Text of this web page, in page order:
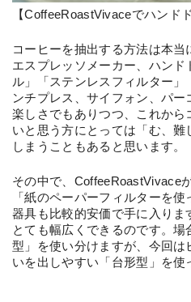
【CoffeeRoastVivaceでハンド
コーヒーを抽出する方法は本
エスプレッソメーカー、ハンド
ル」「ステンレスフィルター
ンチプレス、サイフォン、パ
楽しさでもありつつ、これから
いと思う方にとっては「む、
しまうこともあると思います。
その中で、CoffeeRoastVivace
「紙のペーパーフィルターを
器具も比較的安価で手に入り
とても幅広くできるのです。
型」を使い分けますが、今回は
いを出しやすい「台形型」を使